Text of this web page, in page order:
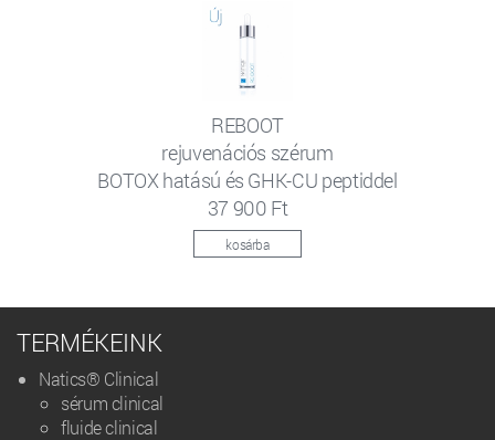
REBOOT
rejuvenációs szérum
BOTOX hatású és GHK-CU peptiddel
37 900 Ft
kosárba
TERMÉKEINK
Natics® Clinical
sérum clinical
fluide clinical